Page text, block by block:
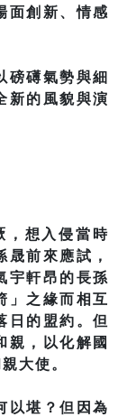
面創新、情感
磅礡氣勢與細
新的風貌與演
，想入侵當時
前來應試，
宇軒昂的長孫
」之緣而相互
日的盟約。但
親，以化解國
大使。
以堪？但因為